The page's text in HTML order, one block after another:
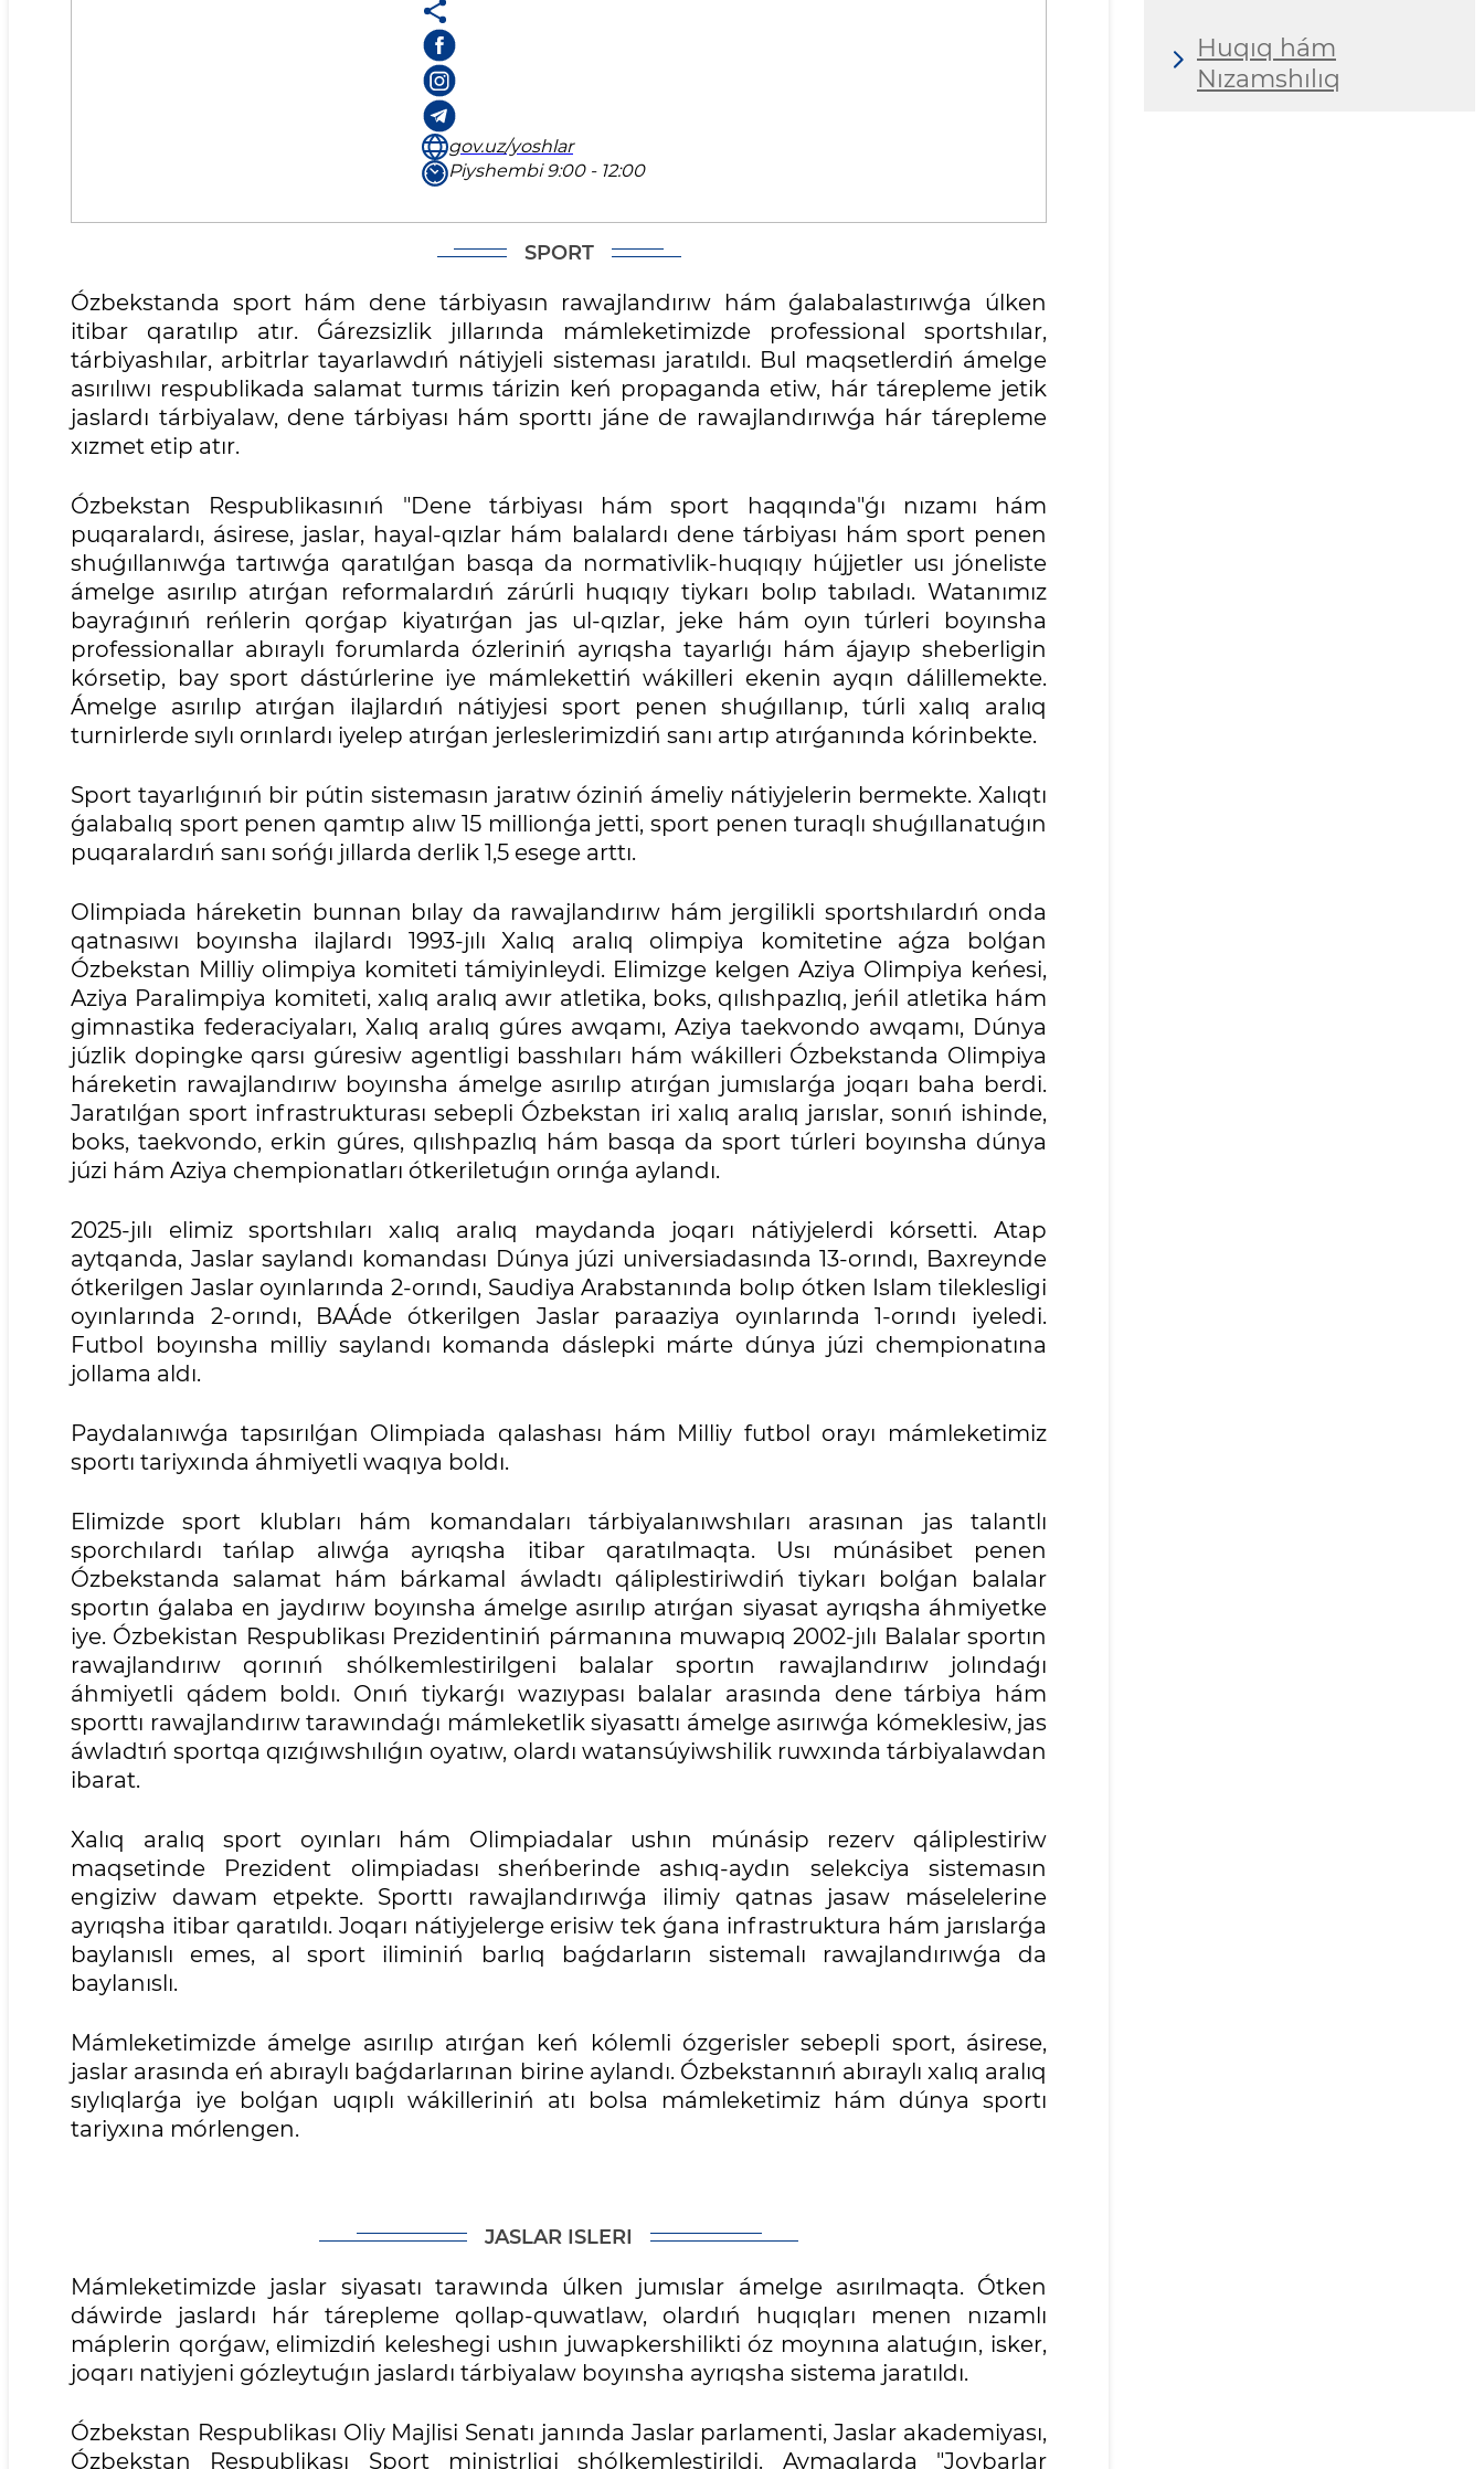
gov.uz/yoshlar
Piyshembi 9:00 - 12:00
SPORT
Ózbekstanda sport hám dene tárbiyasın rawajlandırıw hám ǵalabalastırıwǵa úlken
itibar qaratılıp atır. Ǵárezsizlik jıllarında mámleketimizde professional sportshılar,
tárbiyashılar, arbitrlar tayarlawdıń nátiyjeli sisteması jaratıldı. Bul maqsetlerdiń ámelge
asırılıwı respublikada salamat turmıs tárizin keń propaganda etiw, hár tárepleme jetik
jaslardı tárbiyalaw, dene tárbiyası hám sporttı jáne de rawajlandırıwǵa hár tárepleme
xızmet etip atır.
Ózbekstan Respublikasınıń "Dene tárbiyası hám sport haqqında"ǵı nızamı hám
puqaralardı, ásirese, jaslar, hayal-qızlar hám balalardı dene tárbiyası hám sport penen
shuǵıllanıwǵa tartıwǵa qaratılǵan basqa da normativlik-huqıqıy hújjetler usı jóneliste
ámelge asırılıp atırǵan reformalardıń zárúrli huqıqıy tiykarı bolıp tabıladı. Watanımız
bayraǵınıń reńlerin qorǵap kiyatırǵan jas ul-qızlar, jeke hám oyın túrleri boyınsha
professionallar abıraylı forumlarda ózleriniń ayrıqsha tayarlıǵı hám ájayıp sheberligin
kórsetip, bay sport dástúrlerine iye mámlekettiń wákilleri ekenin ayqın dálillemekte.
Ámelge asırılıp atırǵan ilajlardıń nátiyjesi sport penen shuǵıllanıp, túrli xalıq aralıq
turnirlerde sıylı orınlardı iyelep atırǵan jerleslerimizdiń sanı artıp atırǵanında kórinbekte.
Sport tayarlıǵınıń bir pútin sistemasın jaratıw óziniń ámeliy nátiyjelerin bermekte. Xalıqtı
ǵalabalıq sport penen qamtıp alıw 15 millionǵa jetti, sport penen turaqlı shuǵıllanatuǵın
puqaralardıń sanı sońǵı jıllarda derlik 1,5 esege arttı.
Olimpiada háreketin bunnan bılay da rawajlandırıw hám jergilikli sportshılardıń onda
qatnasıwı boyınsha ilajlardı 1993-jılı Xalıq aralıq olimpiya komitetine aǵza bolǵan
Ózbekstan Milliy olimpiya komiteti támiyinleydi. Elimizge kelgen Aziya Olimpiya keńesi,
Aziya Paralimpiya komiteti, xalıq aralıq awır atletika, boks, qılıshpazlıq, jeńil atletika hám
gimnastika federaciyaları, Xalıq aralıq gúres awqamı, Aziya taekvondo awqamı, Dúnya
júzlik dopingke qarsı gúresiw agentligi basshıları hám wákilleri Ózbekstanda Olimpiya
háreketin rawajlandırıw boyınsha ámelge asırılıp atırǵan jumıslarǵa joqarı baha berdi.
Jaratılǵan sport infrastrukturası sebepli Ózbekstan iri xalıq aralıq jarıslar, sonıń ishinde,
boks, taekvondo, erkin gúres, qılıshpazlıq hám basqa da sport túrleri boyınsha dúnya
júzi hám Aziya chempionatları ótkeriletuǵın orınǵa aylandı.
2025-jılı elimiz sportshıları xalıq aralıq maydanda joqarı nátiyjelerdi kórsetti. Atap
aytqanda, Jaslar saylandı komandası Dúnya júzi universiadasında 13-orındı, Baxreynde
ótkerilgen Jaslar oyınlarında 2-orındı, Saudiya Arabstanında bolıp ótken Islam tileklesligi
oyınlarında 2-orındı, BAÁde ótkerilgen Jaslar paraaziya oyınlarında 1-orındı iyeledi.
Futbol boyınsha milliy saylandı komanda dáslepki márte dúnya júzi chempionatına
jollama aldı.
Paydalanıwǵa tapsırılǵan Olimpiada qalashası hám Milliy futbol orayı mámleketimiz
sportı tariyxında áhmiyetli waqıya boldı.
Elimizde sport klubları hám komandaları tárbiyalanıwshıları arasınan jas talantlı
sporchılardı tańlap alıwǵa ayrıqsha itibar qaratılmaqta. Usı múnásibet penen
Ózbekstanda salamat hám bárkamal áwladtı qáliplestiriwdiń tiykarı bolǵan balalar
sportın ǵalaba en jaydırıw boyınsha ámelge asırılıp atırǵan siyasat ayrıqsha áhmiyetke
iye. Ózbekistan Respublikası Prezidentiniń pármanına muwapıq 2002-jılı Balalar sportın
rawajlandırıw qorınıń shólkemlestirilgeni balalar sportın rawajlandırıw jolındaǵı
áhmiyetli qádem boldı. Onıń tiykarǵı wazıypası balalar arasında dene tárbiya hám
sporttı rawajlandırıw tarawındaǵı mámleketlik siyasattı ámelge asırıwǵa kómeklesiw, jas
áwladtıń sportqa qızıǵıwshılıǵın oyatıw, olardı watansúyiwshilik ruwxında tárbiyalawdan
ibarat.
Xalıq aralıq sport oyınları hám Olimpiadalar ushın múnásip rezerv qáliplestiriw
maqsetinde Prezident olimpiadası sheńberinde ashıq-aydın selekciya sistemasın
engiziw dawam etpekte. Sporttı rawajlandırıwǵa ilimiy qatnas jasaw máselelerine
ayrıqsha itibar qaratıldı. Joqarı nátiyjelerge erisiw tek ǵana infrastruktura hám jarıslarǵa
baylanıslı emes, al sport iliminiń barlıq baǵdarların sistemalı rawajlandırıwǵa da
baylanıslı.
Mámleketimizde ámelge asırılıp atırǵan keń kólemli ózgerisler sebepli sport, ásirese,
jaslar arasında eń abıraylı baǵdarlarınan birine aylandı. Ózbekstannıń abıraylı xalıq aralıq
sıylıqlarǵa iye bolǵan uqıplı wákilleriniń atı bolsa mámleketimiz hám dúnya sportı
tariyxına mórlengen.
JASLAR ISLERI
Mámleketimizde jaslar siyasatı tarawında úlken jumıslar ámelge asırılmaqta. Ótken
dáwirde jaslardı hár tárepleme qollap-quwatlaw, olardıń huqıqları menen nızamlı
máplerin qorǵaw, elimizdiń keleshegi ushın juwapkershilikti óz moynına alatuǵın, isker,
joqarı natiyjeni gózleytuǵın jaslardı tárbiyalaw boyınsha ayrıqsha sistema jaratıldı.
Ózbekstan Respublikası Oliy Majlisi Senatı janında Jaslar parlamenti, Jaslar akademiyası,
Ózbekstan Respublikası Sport ministrligi shólkemlestirildi. Aymaqlarda "Joybarlar
Huqıq hám
Nızamshılıq